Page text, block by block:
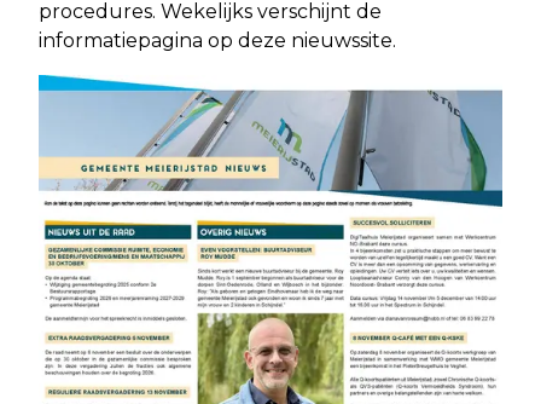
procedures. Wekelijks verschijnt de
informatiepagina op deze nieuwssite.